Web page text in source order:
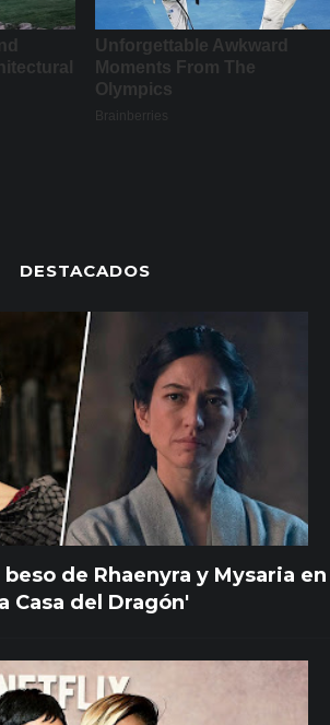
DESTACADOS
de Rhaenyra y Mysaria en
Casa del Dragón'